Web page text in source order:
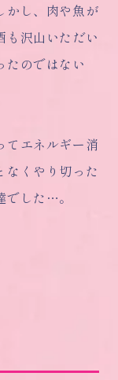
かし、肉や魚が
も沢山いただい
たのではない
てエネルギー消
なくやり切った
でした…。